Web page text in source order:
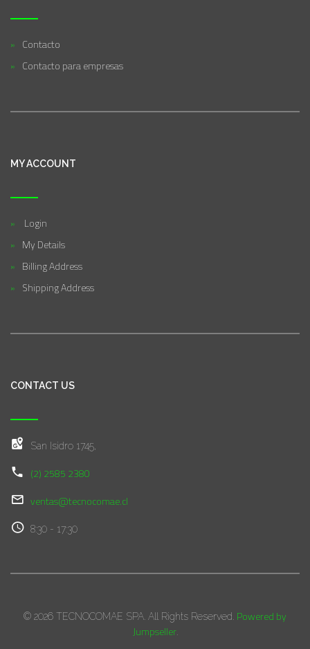
Contacto
Contacto para empresas
MY ACCOUNT
Login
My Details
Billing Address
Shipping Address
CONTACT US
San Isidro 1745,
(2) 2585 2380
ventas@tecnocomae.cl
8:30 - 17:30
© 2026 TECNOCOMAE SPA. All Rights Reserved. Powered by
Jumpseller.